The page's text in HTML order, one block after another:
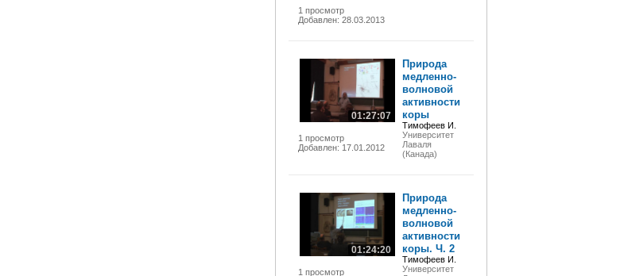
1 просмотр
Добавлен: 28.03.2013
01:27:07
1 просмотр
Добавлен: 17.01.2012
Природа
медленно-
волновой
активности
коры
Тимофеев И.
Университет
Лаваля
(Канада)
01:24:20
1 просмотр
Природа
медленно-
волновой
активности
коры. Ч. 2
Тимофеев И.
Университет